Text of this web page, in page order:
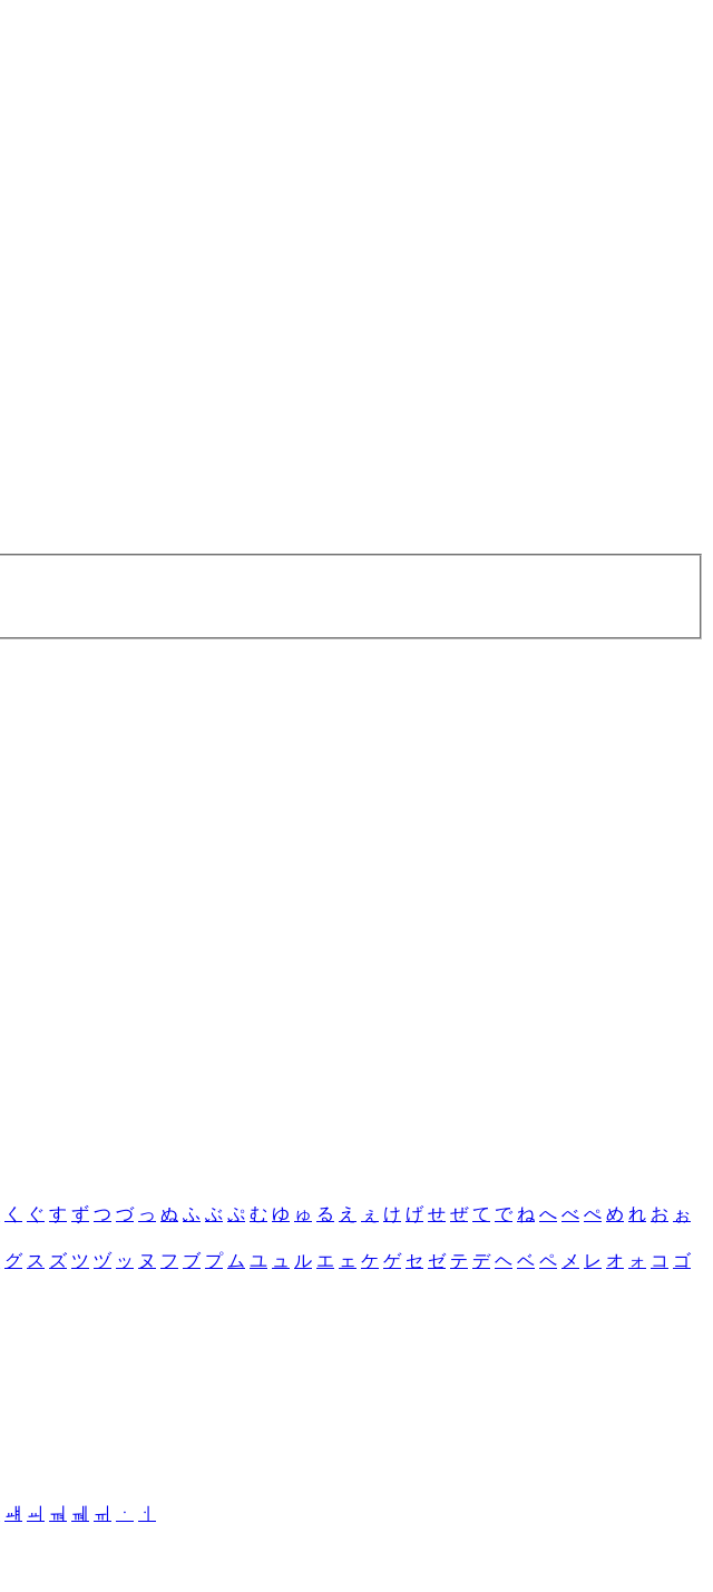
く ぐ す ず つ づ っ ぬ ふ ぶ ぷ む ゆ ゅ る え ぇ け げ せ ぜ て で ね へ べ ぺ め れ お ぉ
グ ス ズ ツ ヅ ッ ヌ フ ブ プ ム ユ ュ ル エ ェ ケ ゲ セ ゼ テ デ ヘ ベ ペ メ レ オ ォ コ ゴ
ㆈ ㆉ ㆊ ㆋ ㆌ ㆍ
ㆎ